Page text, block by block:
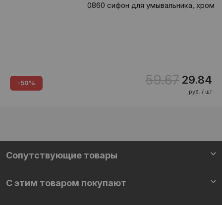
0860 сифон для умывальника, хром
-50% 59.67 29.84
руб. / шт
Сопутствующие товары
С этим товаром покупают